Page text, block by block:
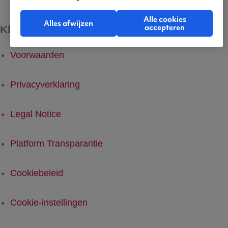
Kleine lettertjes
Voorwaarden
Privacyverklaring
Legal Notice
Platform Transparantie
Cookiebeleid
Cookie-instellingen
Alles afwijzen
Alle cookies
accepteren